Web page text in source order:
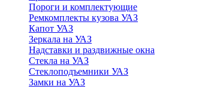
Пороги и комплектующие
Ремкомплекты кузова УАЗ
Капот УАЗ
Зеркала на УАЗ
Надставки и раздвижные окна
Стекла на УАЗ
Стеклоподъемники УАЗ
Замки на УАЗ